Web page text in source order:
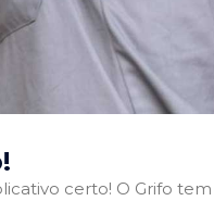
certo! O Grifo tem